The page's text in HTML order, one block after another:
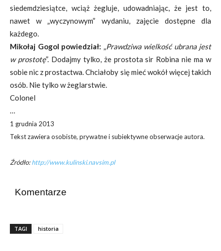
siedemdziesiątce, wciąż żegluje, udowadniając, że jest to,
nawet w „wyczynowym” wydaniu, zajęcie dostępne dla
każdego.
Mikołaj Gogol powiedział: „Prawdziwa wielkość ubrana jest
w prostotę”. Dodajmy tylko, że prostota sir Robina nie ma w
sobie nic z prostactwa. Chciałoby się mieć wokół więcej takich
osób. Nie tylko w żeglarstwie.
Colonel
…
1 grudnia 2013
Tekst zawiera osobiste, prywatne i subiektywne obserwacje autora.
Źródło:http://www.kulinski.navsim.pl
Komentarze
TAGI historia